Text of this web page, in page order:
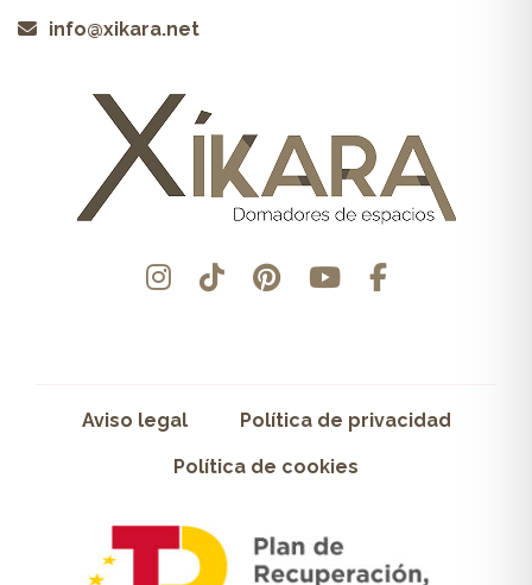
info@xikara.net
Aviso legal Política de privacidad
Política de cookies